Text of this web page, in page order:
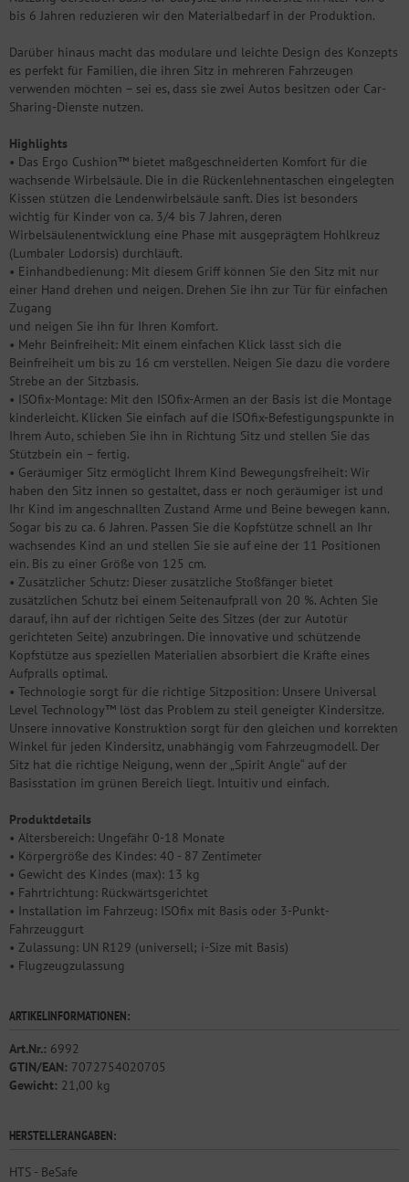
bis 6 Jahren reduzieren wir den Materialbedarf in der Produktion.
Darüber hinaus macht das modulare und leichte Design des Konzepts
es perfekt für Familien, die ihren Sitz in mehreren Fahrzeugen
verwenden möchten – sei es, dass sie zwei Autos besitzen oder Car-
Sharing-Dienste nutzen.
Highlights
• Das Ergo Cushion™ bietet maßgeschneiderten Komfort für die
wachsende Wirbelsäule. Die in die Rückenlehnentaschen eingelegten
Kissen stützen die Lendenwirbelsäule sanft. Dies ist besonders
wichtig für Kinder von ca. 3/4 bis 7 Jahren, deren
Wirbelsäulenentwicklung eine Phase mit ausgeprägtem Hohlkreuz
(Lumbaler Lodorsis) durchläuft.
• Einhandbedienung: Mit diesem Griff können Sie den Sitz mit nur
einer Hand drehen und neigen. Drehen Sie ihn zur Tür für einfachen
Zugang
und neigen Sie ihn für Ihren Komfort.
• Mehr Beinfreiheit: Mit einem einfachen Klick lässt sich die
Beinfreiheit um bis zu 16 cm verstellen. Neigen Sie dazu die vordere
Strebe an der Sitzbasis.
• ISOfix-Montage: Mit den ISOfix-Armen an der Basis ist die Montage
kinderleicht. Klicken Sie einfach auf die ISOfix-Befestigungspunkte in
Ihrem Auto, schieben Sie ihn in Richtung Sitz und stellen Sie das
Stützbein ein – fertig.
• Geräumiger Sitz ermöglicht Ihrem Kind Bewegungsfreiheit: Wir
haben den Sitz innen so gestaltet, dass er noch geräumiger ist und
Ihr Kind im angeschnallten Zustand Arme und Beine bewegen kann.
Sogar bis zu ca. 6 Jahren. Passen Sie die Kopfstütze schnell an Ihr
wachsendes Kind an und stellen Sie sie auf eine der 11 Positionen
ein. Bis zu einer Größe von 125 cm.
• Zusätzlicher Schutz: Dieser zusätzliche Stoßfänger bietet
zusätzlichen Schutz bei einem Seitenaufprall von 20 %. Achten Sie
darauf, ihn auf der richtigen Seite des Sitzes (der zur Autotür
gerichteten Seite) anzubringen. Die innovative und schützende
Kopfstütze aus speziellen Materialien absorbiert die Kräfte eines
Aufpralls optimal.
• Technologie sorgt für die richtige Sitzposition: Unsere Universal
Level Technology™ löst das Problem zu steil geneigter Kindersitze.
Unsere innovative Konstruktion sorgt für den gleichen und korrekten
Winkel für jeden Kindersitz, unabhängig vom Fahrzeugmodell. Der
Sitz hat die richtige Neigung, wenn der „Spirit Angle“ auf der
Basisstation im grünen Bereich liegt. Intuitiv und einfach.
Produktdetails
• Altersbereich: Ungefähr 0-18 Monate
• Körpergröße des Kindes: 40 - 87 Zentimeter
• Gewicht des Kindes (max): 13 kg
• Fahrtrichtung: Rückwärtsgerichtet
• Installation im Fahrzeug: ISOfix mit Basis oder 3-Punkt-
Fahrzeuggurt
• Zulassung: UN R129 (universell; i-Size mit Basis)
• Flugzeugzulassung
ARTIKELINFORMATIONEN:
Art.Nr.: 6992
GTIN/EAN: 7072754020705
Gewicht: 21,00 kg
HERSTELLERANGABEN:
HTS - BeSafe